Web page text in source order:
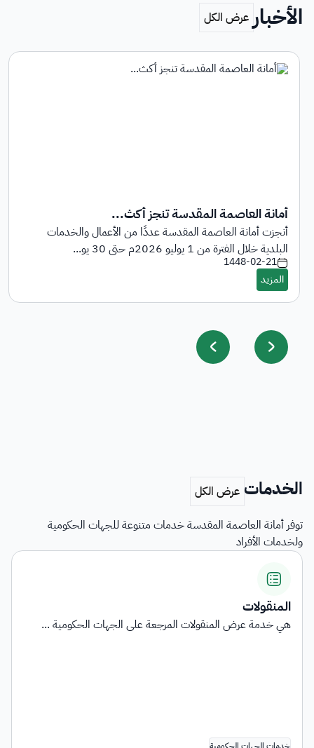
الأخبار
أمانة العاصمة المقدسة تنجز أكث...
أنجزت أمانة العاصمة المقدسة عددًا من الأعمال والخدمات
البلدية خلال الفترة من 1 يوليو 2026م حتى 30 يو...
1448-02-21
الخدمات
توفر أمانة العاصمة المقدسة خدمات متنوعة للجهات الحكومية
ولخدمات الأفراد
المنقولات
هي خدمة عرض المنقولات المرجعة على الجهات الحكومية ...